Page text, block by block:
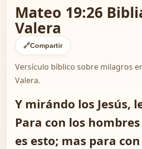
Mateo 19:26
Valera
🔗Compartir
Versículo bíblico sobre milagros
Valera.
Y mirándo los Jesús,
Para con los
es esto; mas para